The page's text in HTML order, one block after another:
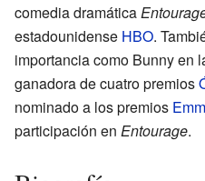
comedia dramática
estadounidense HBO.
importancia como Bunny en
ganadora de cuatro premios
nominado a los premios
participación en Entourage.